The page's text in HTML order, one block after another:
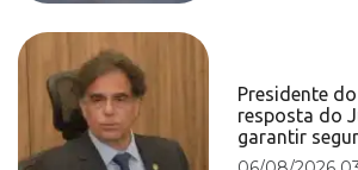
Presidente
resposta do
garantir